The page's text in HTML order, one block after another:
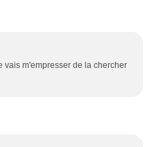
vais m'empresser de la chercher